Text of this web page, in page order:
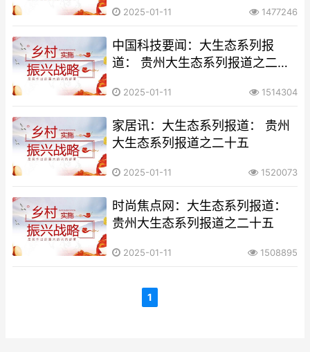
2025-01-11 1477246
中国科技要闻：大生态系列报
道： 贵州大生态系列报道之二十
2025-01-11 1514304
家居讯：大生态系列报道： 贵州
大生态系列报道之二十五
2025-01-11 1520073
时尚焦点网：大生态系列报道：
贵州大生态系列报道之二十五
2025-01-11 1508895
1